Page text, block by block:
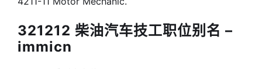
321212 柴油汽车技工职位别名 –
immicn